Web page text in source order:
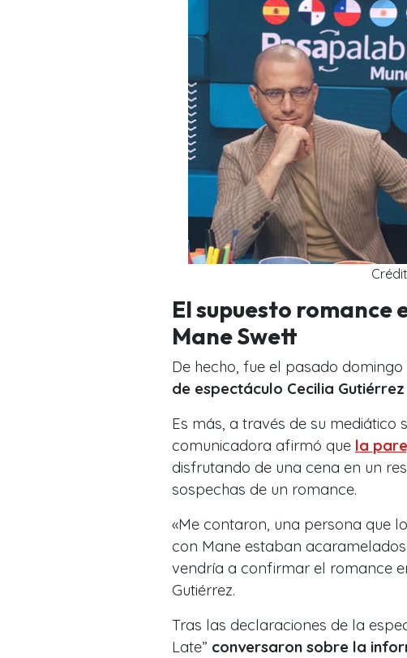
El supuesto romance
Mane Swett
De hecho, fue el pasado domingo
de espectáculo Cecilia
Es más, a través de su mediático
comunicadora afirmó que la
disfrutando de una cena en un
sospechas de un romance.
«Me contaron, una persona que
con Mane estaban
vendría a confirmar el romance
Gutiérrez.
Tras las declaraciones de la
Late” conversaron sobre la